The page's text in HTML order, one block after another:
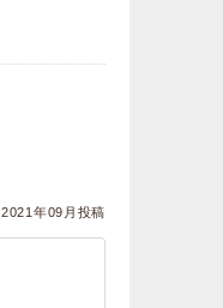
2021年09月投稿